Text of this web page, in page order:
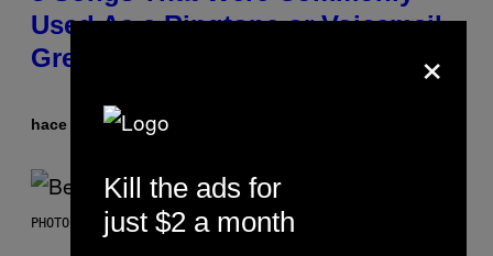
Used As a Ringtone or Voicemail
Greeting in the 2000s
hace 7 horasPorDan Milam
PHOTO BY KEVIN WINTER/GETTY IMAGES FOR RADIO DISNEY
×
Kill the ads for
just $2 a month